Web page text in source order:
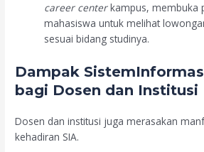
career centerkampus, membuka
mahasiswa untuk melihat
sesuai bidang studinya.
Dampak
bagi Dosen dan Institusi
Dosen dan institusi juga merasakan
kehadiran SIA.